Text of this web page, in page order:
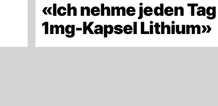
«Ich nehme jeden
1mg-Kapsel Lithium»